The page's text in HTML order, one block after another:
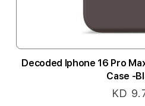
Decoded Iphone 16 Pro
Case -
KD